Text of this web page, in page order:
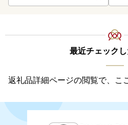
最近チェック
返礼品詳細ページの閲覧で、こ